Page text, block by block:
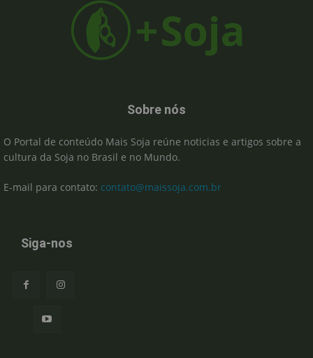
Sobre nós
O Portal de conteúdo Mais Soja reúne noticias e artigos sobre a
cultura da Soja no Brasil e no Mundo.
E-mail para contato: contato@maissoja.com.br
Siga-nos